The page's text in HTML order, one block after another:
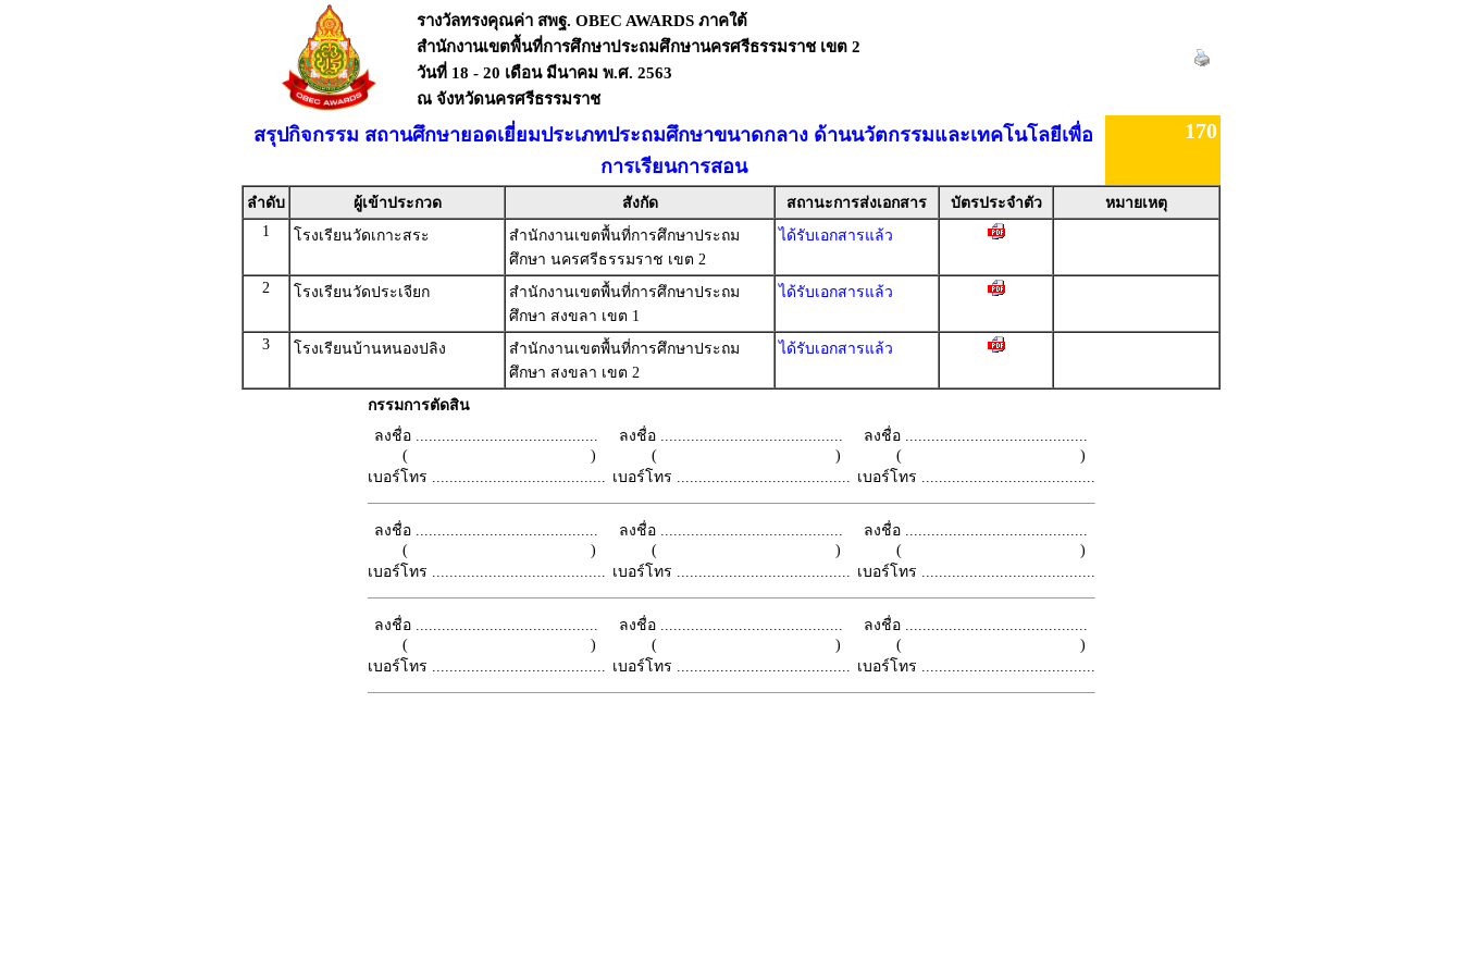
รางวัลทรงคุณค่า สพฐ. OBEC AWARDS ภาคใต้
สำนักงานเขตพื้นที่การศึกษาประถมศึกษานครศรีธรรมราช เขต 2
วันที่ 18 - 20 เดือน มีนาคม พ.ศ. 2563
ณ จังหวัดนครศรีธรรมราช
สรุปกิจกรรม สถานศึกษายอดเยี่ยมประเภทประถมศึกษาขนาดกลาง ด้านนวัตกรรมและเทคโนโลยีเพื่อ
การเรียนการสอน
170
ลำดับ ผู้เข้าประกวด สังกัด สถานะการส่งเอกสาร บัตรประจำตัว
หมายเหตุ
1
โรงเรียนวัดเกาะสระ
สำนักงานเขตพื้นที่การศึกษาประถม
ศึกษา นครศรีธรรมราช เขต 2
ได้รับเอกสารแล้ว
2 โรงเรียนวัดประเจียก
สำนักงานเขตพื้นที่การศึกษาประถม
ศึกษา สงขลา เขต 1
ได้รับเอกสารแล้ว
3 โรงเรียนบ้านหนองปลิง
สำนักงานเขตพื้นที่การศึกษาประถม
ศึกษา สงขลา เขต 2
ได้รับเอกสารแล้ว
กรรมการตัดสิน
ลงชื่อ ..........................................
( )
เบอร์โทร ........................................
ลงชื่อ ..........................................
( )
เบอร์โทร ........................................
ลงชื่อ ..........................................
( )
เบอร์โทร ........................................
ลงชื่อ ..........................................
( )
เบอร์โทร ........................................
ลงชื่อ ..........................................
( )
เบอร์โทร ........................................
ลงชื่อ ..........................................
( )
เบอร์โทร ........................................
ลงชื่อ ..........................................
( )
เบอร์โทร ........................................
ลงชื่อ ..........................................
( )
เบอร์โทร ........................................
ลงชื่อ ..........................................
( )
เบอร์โทร ........................................